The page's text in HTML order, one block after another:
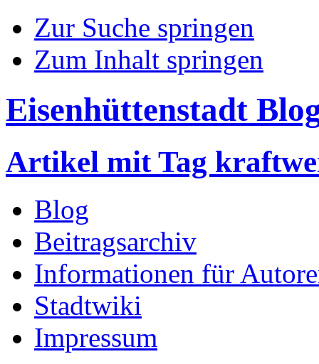
Zur Suche springen
Zum Inhalt springen
Eisenhüttenstadt
Artikel mit Tag
Blog
Beitragsarchiv
Informationen für
Stadtwiki
Impressum